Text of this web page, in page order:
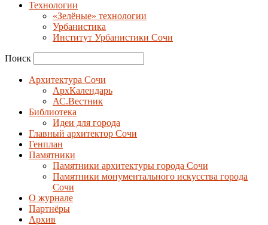
Технологии
«Зелёные» технологии
Урбанистика
Институт Урбанистики Сочи
Поиск
Архитектура Сочи
АрхКалендарь
АС.Вестник
Библиотека
Идеи для города
Главный архитектор Сочи
Генплан
Памятники
Памятники архитектуры города Сочи
Памятники монументального искусства города
Сочи
О журнале
Партнёры
Архив